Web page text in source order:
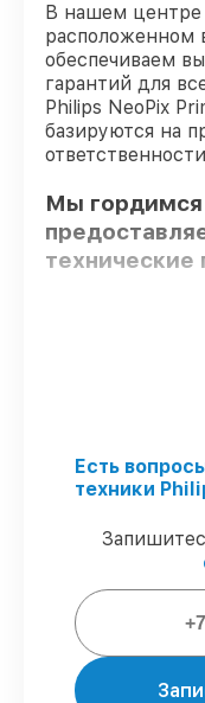
В нашем центре
расположенном
обеспечиваем
гарантий для
Philips NeoPix
базируются на
Мы
технические
работники
обучение и
соблюдаем
NeoPix
клиентом.
строгим
Есть
техники